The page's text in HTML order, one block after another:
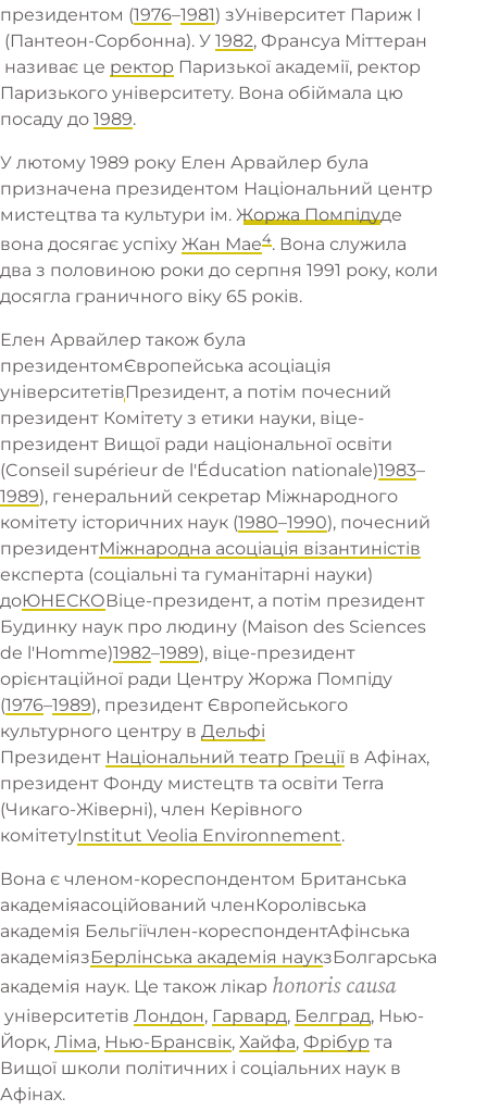
президентом (1976–1981) зУніверситет Париж I
(Пантеон-Сорбонна). У 1982, Франсуа Міттеран
називає це ректор Паризької академії, ректор
Паризького університету. Вона обіймала цю
посаду до 1989.
У лютому 1989 року Елен Арвайлер була
призначена президентом Національний центр
мистецтва та культури ім. Жоржа Помпідуде
вона досягає успіху Жан Мае4. Вона служила
два з половиною роки до серпня 1991 року, коли
досягла граничного віку 65 років.
Елен Арвайлер також була
президентомЄвропейська асоціація
університетівПрезидент, а потім почесний
президент Комітету з етики науки, віце-
президент Вищої ради національної освіти
(Conseil supérieur de l'Éducation nationale)1983–
1989), генеральний секретар Міжнародного
комітету історичних наук (1980–1990), почесний
президентМіжнародна асоціація візантиністів
експерта (соціальні та гуманітарні науки)
доЮНЕСКОВіце-президент, а потім президент
Будинку наук про людину (Maison des Sciences
de l'Homme)1982–1989), віце-президент
орієнтаційної ради Центру Жоржа Помпіду
(1976–1989), президент Європейського
культурного центру в Дельфі
Президент Національний театр Греції в Афінах,
президент Фонду мистецтв та освіти Terra
(Чикаго-Жіверні), член Керівного
комітетуInstitut Veolia Environnement.
Вона є членом-кореспондентом Британська
академіяасоційований членКоролівська
академія Бельгіїчлен-кореспондентАфінська
академіязБерлінська академія наукзБолгарська
академія наук. Це також лікар honoris causa
університетів Лондон, Гарвард, Белград, Нью-
Йорк, Ліма, Нью-Брансвік, Хайфа, Фрібур та
Вищої школи політичних і соціальних наук в
Афінах.